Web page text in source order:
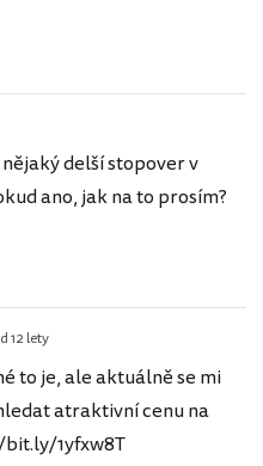
delší stopover v
ano, jak na to prosím?
12 lety
to je, ale aktuálně se mi
atraktivní cenu na
1yfxw8T